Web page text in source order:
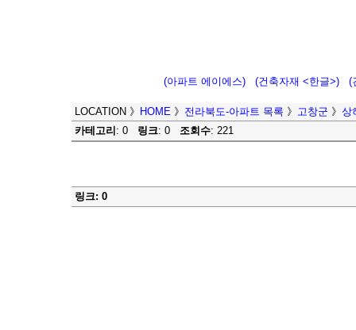
(아파트 에이에스) (건축자재 <한글>) (
LOCATION 》 HOME 》 전라북도-아파트 목록 》 고창군 》 상
카테고리 : 0 링크: 0 조회수: 221
링크: 0